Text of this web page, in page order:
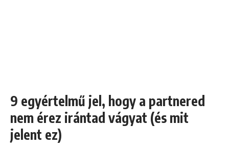
9 egyértelmű jel, hogy a partnered
nem érez irántad vágyat (és mit
jelent ez)